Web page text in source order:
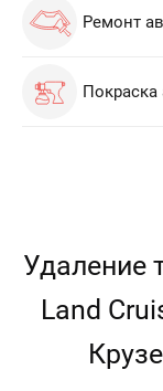
Ремонт
Покраска
Удаление
Land